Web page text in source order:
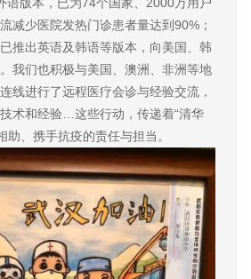
减少医院发热门诊患者量达到90%；
推出英语及韩语等版本，向美国、韩
我们也积极与美国、澳洲、非洲等地
线进行了远程医疗会诊与经验交流，
术和经验…这些行动，传递着“清华
助、携手抗疫的责任与担当。